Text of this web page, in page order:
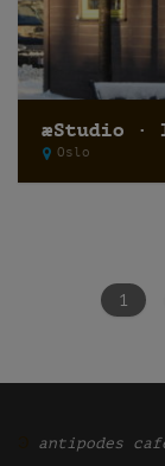
æStudio ·
Oslo
1
antipodes